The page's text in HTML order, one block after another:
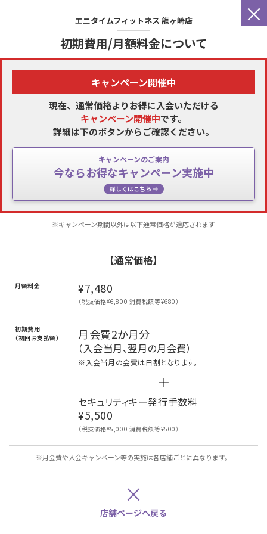
×
エニタイムフィットネス 龍ヶ崎店
初期費用/月額料金について
キャンペーン開催中
現在、通常価格よりお得に入会いただける
キャンペーン開催中です。
詳細は下のボタンからご確認ください。
キャンペーンのご案内
今ならお得なキャンペーン実施中
詳しくはこちら
※キャンペーン期間以外は以下通常価格が適応されます
【通常価格】
月額料金 ¥7,480
（税抜価格¥6,800 消費税額等¥680）
初期費用
（初回お支払額）
月会費2か月分
（入会当月、翌月の月会費）
※入会当月の会費は日割となります。
セキュリティキー発行手数料
¥5,500
（税抜価格¥5,000 消費税額等¥500）
※月会費や入会キャンペーン等の実施は各店舗ごとに異なります。
×
店舗ページへ戻る